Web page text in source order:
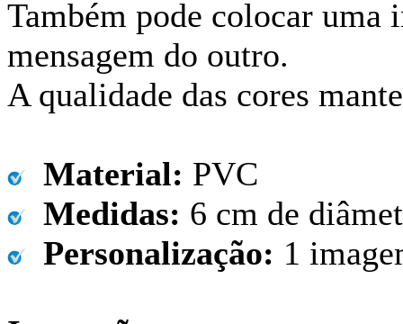
Também pode colocar uma
mensagem do outro.
A qualidade das cores
Material: PVC
Medidas: 6 cm de
Personalização: 1